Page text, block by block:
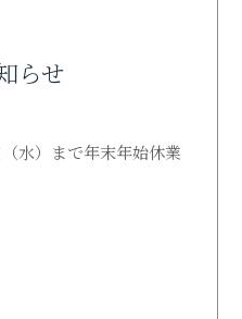
らせ
水）まで年末年始休業